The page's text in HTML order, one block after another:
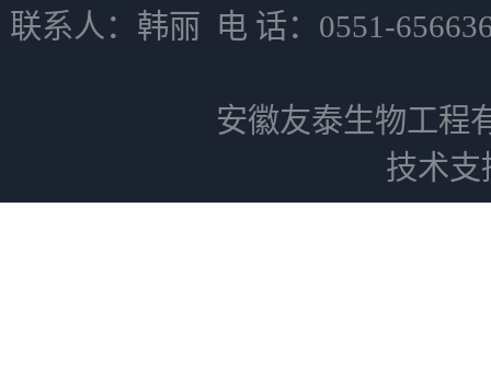
联系人：韩丽 电 话：0551-
安徽友泰生物工程
技术